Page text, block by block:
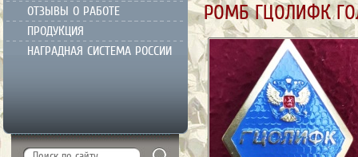
ОТЗЫВЫ О РАБОТЕ
ПРОДУКЦИЯ
НАГРАДНАЯ СИСТЕМА РОССИИ
РОМБ ГЦОЛИФК